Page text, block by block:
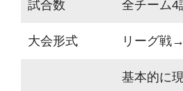
試合数 全チーム4
大会形式 リーグ戦
基本的に